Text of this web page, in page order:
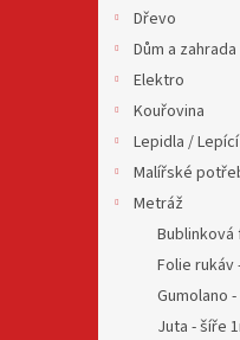
Dřevo
Dům a zahrada
Elektro
Kouřovina
Lepidla /
Malířské
Metráž
Bublinková
Folie rukáv
Gumolano
Juta - šíře